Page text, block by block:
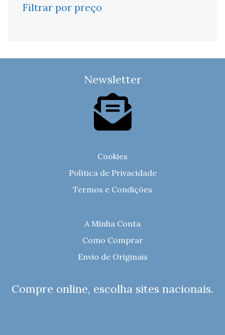
Filtrar por preço
Newsletter
Cookies
Política de Privacidade
Termos e Condições
A Minha Conta
Como Comprar
Envio de Originais
Compre online, escolha sites nacionais.